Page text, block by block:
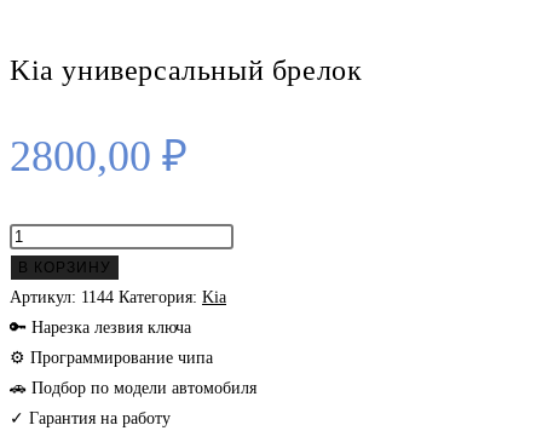
Kia универсальный брелок
2800,00 ₽
Количество
товара
Kia
универсальный
брелок
В КОРЗИНУ
Артикул: 1144 Категория: Kia
🔑 Нарезка лезвия ключа
⚙ Программирование чипа
🚗 Подбор по модели автомобиля
✓ Гарантия на работу